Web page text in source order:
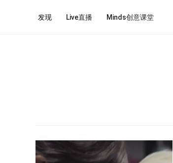
发现 Live直播 Minds创意课堂